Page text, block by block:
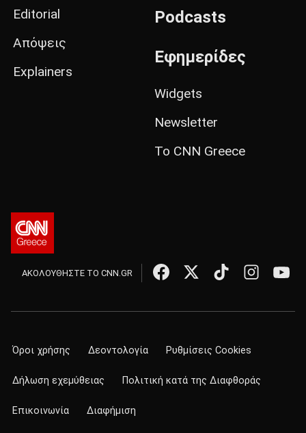
Editorial
Απόψεις
Explainers
Podcasts
Εφημερίδες
Widgets
Newsletter
Το CNN Greece
ΑΚΟΛΟΥΘΗΣΤΕ ΤΟ CNN.GR
Όροι χρήσης Δεοντολογία Ρυθμίσεις Cookies
Δήλωση εχεμύθειας Πολιτική κατά της Διαφθοράς
Επικοινωνία Διαφήμιση